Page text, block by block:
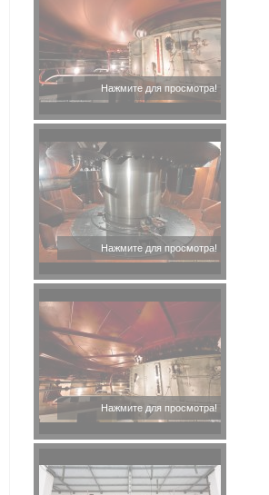
Нажмите для просмотра!
Нажмите для просмотра!
Нажмите для просмотра!